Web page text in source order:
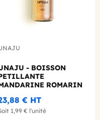
- BOISSON
ROMARIN
€ HT
1,99 € l'unité